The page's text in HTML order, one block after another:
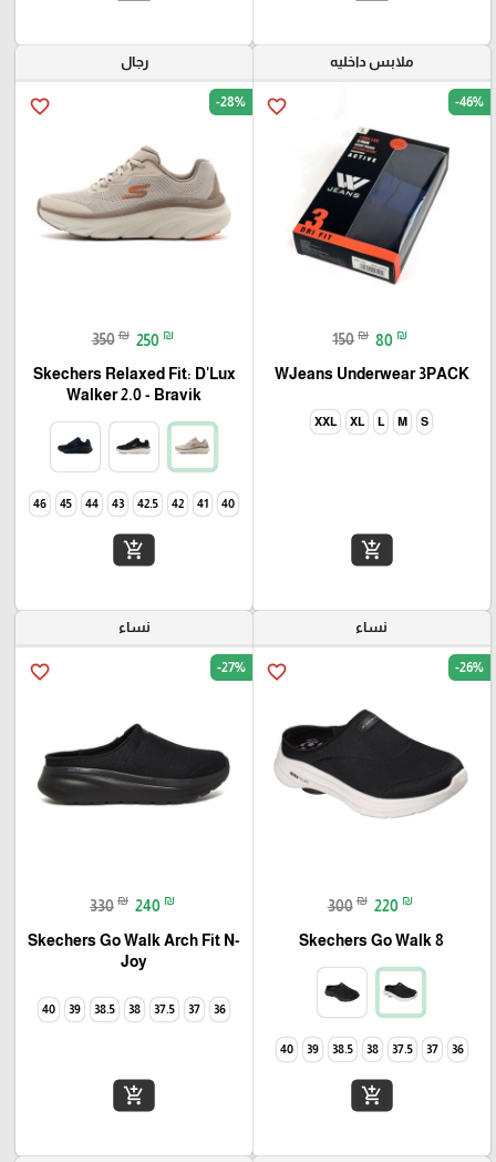
ملابس داخليه
favorite_border -46%
150 ₪ 80 ₪
WJeans Underwear 3PACK
S
M
L
XL
XXL
add_shopping_cart
رجال
favorite_border -28%
350 ₪ 250 ₪
Skechers Relaxed Fit: D'Lux
Walker 2.0 - Bravik
40
41
42
42.5
43
44
45
46
add_shopping_cart
نساء
favorite_border -26%
300 ₪ 220 ₪
Skechers Go Walk 8
36
37
37.5
38
38.5
39
40
add_shopping_cart
نساء
favorite_border -27%
330 ₪ 240 ₪
Skechers Go Walk Arch Fit N-
Joy
36
37
37.5
38
38.5
39
40
add_shopping_cart